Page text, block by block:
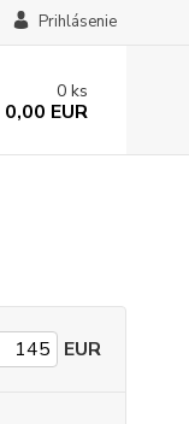
Prihlásenie
0 ks
0,00 EUR
EUR